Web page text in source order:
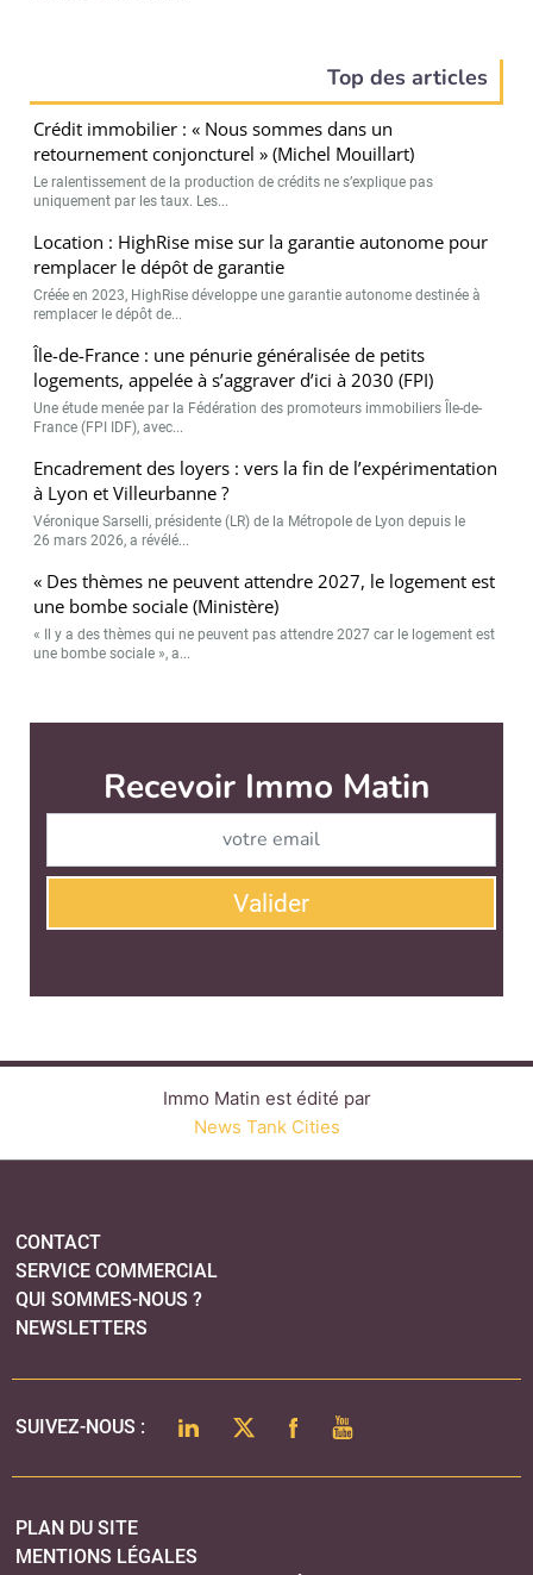
Top des articles
Crédit immobilier : « Nous sommes dans un
retournement conjoncturel » (Michel Mouillart)
Le ralentissement de la production de crédits ne s’explique pas
uniquement par les taux. Les...
Location : HighRise mise sur la garantie autonome pour
remplacer le dépôt de garantie
Créée en 2023, HighRise développe une garantie autonome destinée à
remplacer le dépôt de...
Île-de-France : une pénurie généralisée de petits
logements, appelée à s’aggraver d’ici à 2030 (FPI)
Une étude menée par la Fédération des promoteurs immobiliers Île-de-
France (FPI IDF), avec...
Encadrement des loyers : vers la fin de l’expérimentation
à Lyon et Villeurbanne ?
Véronique Sarselli, présidente (LR) de la Métropole de Lyon depuis le
26 mars 2026, a révélé...
« Des thèmes ne peuvent attendre 2027, le logement est
une bombe sociale (Ministère)
« Il y a des thèmes qui ne peuvent pas attendre 2027 car le logement est
une bombe sociale », a...
Immo Matin est édité par
QUI SOMMES-NOUS ?
LINKEDINTWITTERFACEBOOK
YOUTUBE
MENTIONS LÉGALES
POLITIQUE DE CONFIDENTIALITÉ
COOKIES